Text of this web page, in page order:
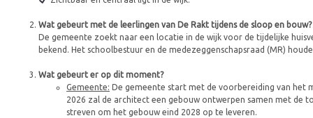
Wat gebeurt met de leerlingen van De Rakt tijdens de sloop en bouw?
De gemeente zoekt naar een locatie in de wijk voor de tijdelijke
bekend. Het schoolbestuur en de medezeggenschapsraad (MR)
Wat gebeurt er op dit moment?
Gemeente: De gemeente start met de voorbereiding van het
2026 zal de architect een gebouw ontwerpen samen met de
streven om het gebouw eind 2028 op te leveren.